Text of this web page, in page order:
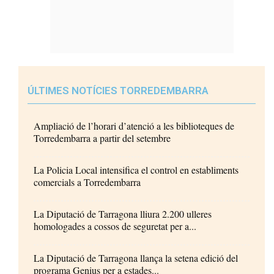
ÚLTIMES NOTÍCIES TORREDEMBARRA
Ampliació de l’horari d’atenció a les biblioteques de
Torredembarra a partir del setembre
La Policia Local intensifica el control en establiments
comercials a Torredembarra
La Diputació de Tarragona lliura 2.200 ulleres
homologades a cossos de seguretat per a...
La Diputació de Tarragona llança la setena edició del
programa Genius per a estades...